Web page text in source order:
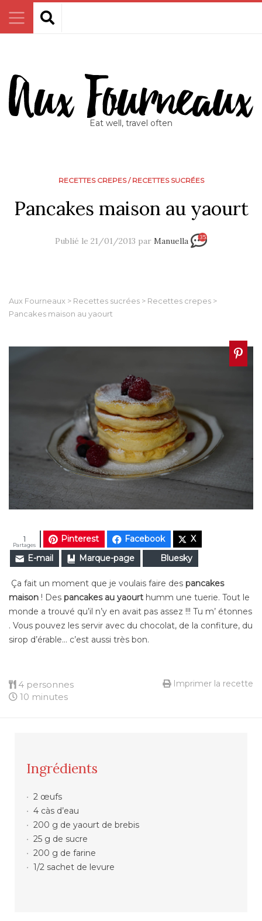
Eat well, travel often
RECETTES CREPES/ RECETTES SUCRÉES
Pancakes maison au yaourt
Publié le 21/01/2013 par Manuella 35
Aux Fourneaux > Recettes sucrées > Recettes crepes >
Pancakes maison au yaourt
Pinterest Facebook
X
E-mail
Marque-page Bluesky
Partages
1
Ça fait un moment que je voulais faire des pancakes
maison ! Des pancakes au yaourt humm une tuerie. Tout le
monde a trouvé qu’il n’y en avait pas assez !!! Tu m’ étonnes
. Vous pouvez les servir avec du chocolat, de la confiture, du
sirop d’érable… c’est aussi très bon.
4 personnes
10 minutes
Imprimer la recette
Ingrédients
2 œufs
4 càs d’eau
200 g de yaourt de brebis
25 g de sucre
200 g de farine
1/2 sachet de levure